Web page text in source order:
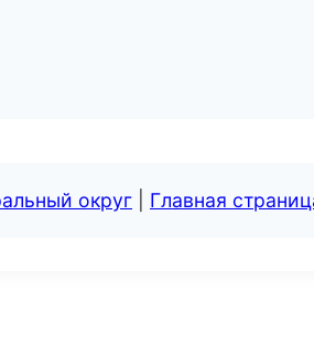
округ Главная